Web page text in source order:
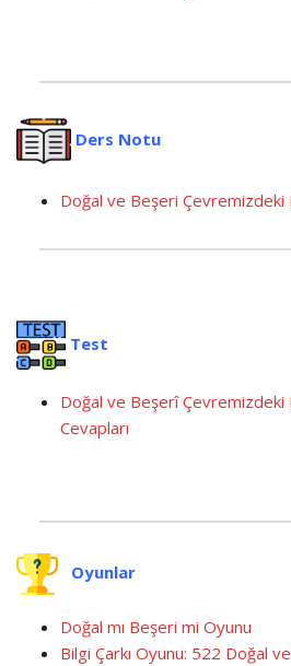
Ders Notu
Doğal ve Beşeri
Test
Doğal ve Beşerî
Cevapları
Oyunlar
Doğal mı Beşeri mi Oyunu
Bilgi Çarkı Oyunu: 522 Doğal